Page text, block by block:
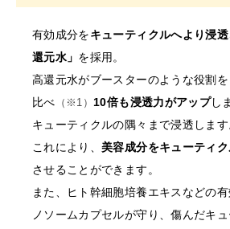
す。
確認できない場合はご注文をキャンセ
で、あらかじめご了承くださ
〇開業予定の方＿証明書送り
order@odette.co.jp
有効成分をキューティクルへより浸
還元水」 を採用。
高還元水がブースターのような役割
比べ （※1） 10倍も浸透力がアップし
キューティクルの隅々まで浸透します
これにより、美容成分をキューティ
させることができます。
また、ヒト幹細胞培養エキスなどの
ノソームカプセルが守り、傷んだキ